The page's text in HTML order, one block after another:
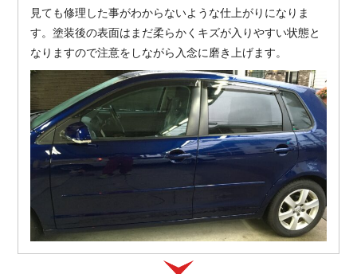
見ても修理した事がわからないような仕上がりになりま
す。塗装後の表面はまだ柔らかくキズが入りやすい状態と
なりますので注意をしながら入念に磨き上げます。